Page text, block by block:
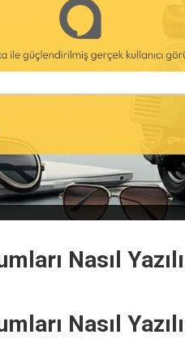
Nasıl
Nasıl